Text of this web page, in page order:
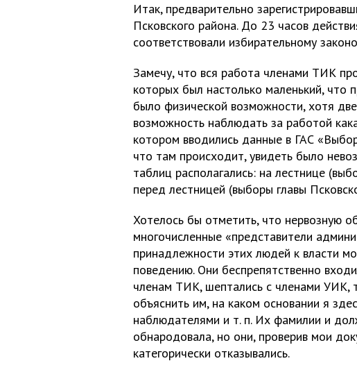
Итак, предварительно
Псковского района. До 23 часов
соответствовали избирательному
Замечу, что вся работа членами ТИК
которых был настолько маленький, что
было физической возможности, хотя
возможность наблюдать за работой
котором вводились данные в ГАС
что там происходит, увидеть было
таблиц располагались: на лестнице
перед лестницей (выборы главы
Хотелось бы отметить, что нервозную
многочисленные «представители
принадлежности этих людей к власти
поведению. Они беспрепятственно
членам ТИК, шептались с членами УИК,
объяснить им, на каком основании я
наблюдателями и т. п. Их фамилии и
обнародовала, но они, проверив мои
категорически отказывались.